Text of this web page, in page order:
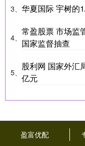
3、 华夏国际 宇树的
4、
常盈股票 市场监
国家监督抽查
5、
股利网 国家外汇
亿元
盈富优配